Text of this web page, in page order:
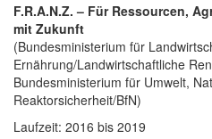
F.R.A.N.Z. – Für Ressourcen,
mit Zukunft
(Bundesministerium für
Ernährung/Landwirtschaftliche
Bundesministerium für Umwelt,
Reaktorsicherheit/BfN)
Laufzeit: 2016 bis 2019